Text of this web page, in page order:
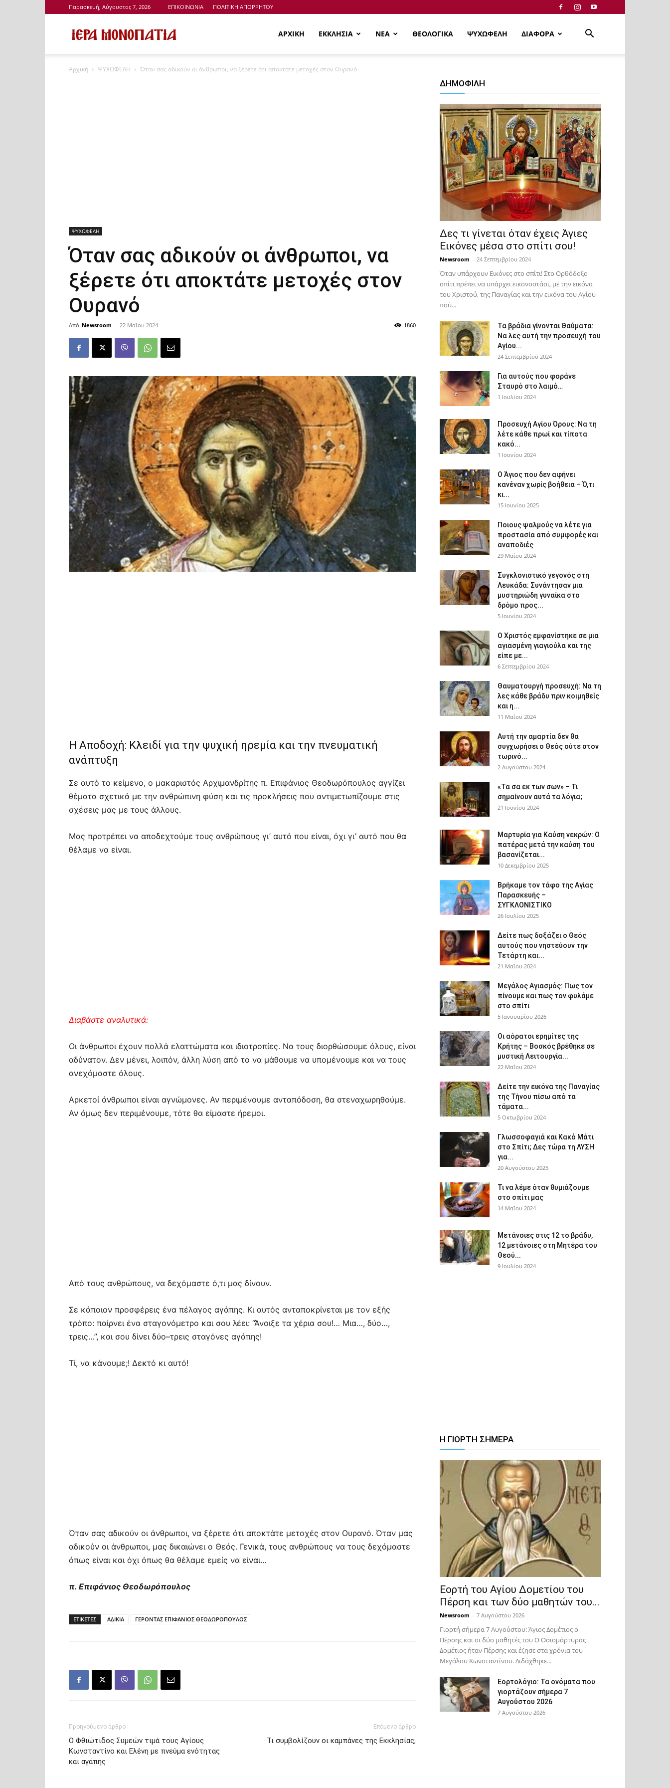
Παρασκευή, Αύγουστος 7, 2026 ΕΠΙΚΟΙΝΩΝΙΑ ΠΟΛΙΤΙΚΗ ΑΠΟΡΡΗΤΟΥ
Μονοπάτια
ΑΡΧΙΚΗ ΕΚΚΛΗΣΙΑ ΝΕΑ ΘΕΟΛΟΓΙΚΑ ΨΥΧΩΦΕΛΗ ΔΙΑΦΟΡΑ
Αρχική ΨΥΧΩΦΕΛΗ Όταν σας αδικούν οι άνθρωποι, να ξέρετε ότι αποκτάτε μετοχές στον Ουρανό
ΨΥΧΩΦΕΛΗ
Όταν σας αδικούν οι άνθρωποι, να
ξέρετε ότι αποκτάτε μετοχές στον
Ουρανό
Από Newsroom - 22 Μαΐου 2024 1860
Η Αποδοχή: Κλειδί για την ψυχική ηρεμία και την πνευματική
ανάπτυξη
Σε αυτό το κείμενο, ο μακαριστός Αρχιμανδρίτης π. Επιφάνιος Θεοδωρόπουλος αγγίζει
θέματα σχετικά με την ανθρώπινη φύση και τις προκλήσεις που αντιμετωπίζουμε στις
σχέσεις μας με τους άλλους.
Μας προτρέπει να αποδεχτούμε τους ανθρώπους γι’ αυτό που είναι, όχι γι’ αυτό που θα
θέλαμε να είναι.
Διαβάστε αναλυτικά:
Οι άνθρωποι έχουν πολλά ελαττώματα και ιδιοτροπίες. Να τους διορθώσουμε όλους, είναι
αδύνατον. Δεν μένει, λοιπόν, άλλη λύση από το να μάθουμε να υπομένουμε και να τους
ανεχόμαστε όλους.
Αρκετοί άνθρωποι είναι αγνώμονες. Αν περιμένουμε ανταπόδοση, θα στεναχωρηθούμε.
Αν όμως δεν περιμένουμε, τότε θα είμαστε ήρεμοι.
Από τους ανθρώπους, να δεχόμαστε ό,τι μας δίνουν.
Σε κάποιον προσφέρεις ένα πέλαγος αγάπης. Κι αυτός ανταποκρίνεται με τον εξής
τρόπο: παίρνει ένα σταγονόμετρο και σου λέει: “Άνοιξε τα χέρια σου!… Μια…, δύο…,
τρεις…”, και σου δίνει δύο–τρεις σταγόνες αγάπης!
Τί, να κάνουμε;! Δεκτό κι αυτό!
Όταν σας αδικούν οι άνθρωποι, να ξέρετε ότι αποκτάτε μετοχές στον Ουρανό. Όταν μας
αδικούν οι άνθρωποι, μας δικαιώνει ο Θεός. Γενικά, τους ανθρώπους να τους δεχόμαστε
όπως είναι και όχι όπως θα θέλαμε εμείς να είναι…
π. Επιφάνιος Θεοδωρόπουλος
ΕΤΙΚΕΤΕΣ ΑΔΙΚΙΑ ΓΕΡΟΝΤΑΣ ΕΠΙΦΑΝΙΟΣ ΘΕΟΔΩΡΟΠΟΥΛΟΣ
Προηγούμενο άρθρο
Ο Φθιώτιδος Συμεών τιμά τους Αγίους
Κωνσταντίνο και Ελένη με πνεύμα ενότητας
και αγάπης
Επόμενο άρθρο
Τι συμβολίζουν οι καμπάνες της Εκκλησίας;
ΔΗΜΟΦΙΛΗ
Δες τι γίνεται όταν έχεις Άγιες
Εικόνες μέσα στο σπίτι σου!
Newsroom - 24 Σεπτεμβρίου 2024
Όταν υπάρχουν Εικόνες στο σπίτι! Στο Ορθόδοξο
σπίτι πρέπει να υπάρχει εικονοστάσι, με την εικόνα
του Χριστού, της Παν­αγίας και την εικόνα του Αγίου
πού...
Τα βράδια γίνονται Θαύματα:
Να λες αυτή την προσευχή του
Αγίου...
24 Σεπτεμβρίου 2024
Για αυτούς που φοράνε
Σταυρό στο λαιμό…
1 Ιουλίου 2024
Προσευχή Αγίου Όρους: Να τη
λέτε κάθε πρωί και τίποτα
κακό...
1 Ιουνίου 2024
Ο Άγιος που δεν αφήνει
κανέναν χωρίς βοήθεια – Ό,τι
κι...
15 Ιουνίου 2025
Ποιους ψαλμούς να λέτε για
προστασία από συμφορές και
αναποδιές
29 Μαΐου 2024
Συγκλονιστικό γεγονός στη
Λευκάδα: Συνάντησαν μια
μυστηριώδη γυναίκα στο
δρόμο προς...
5 Ιουνίου 2024
Ο Χριστός εμφανίστηκε σε μια
αγιασμένη γιαγιούλα και της
είπε με...
6 Σεπτεμβρίου 2024
Θαυματουργή προσευχή: Να τη
λες κάθε βράδυ πριν κοιμηθείς
και η...
11 Μαΐου 2024
Αυτή την αμαρτία δεν θα
συγχωρήσει ο Θεός ούτε στον
τωρινό...
2 Αυγούστου 2024
«Τα σα εκ των σων» – Τι
σημαίνουν αυτά τα λόγια;
21 Ιουνίου 2024
Μαρτυρία για Καύση νεκρών: Ο
πατέρας μετά την καύση του
βασανίζεται...
10 Δεκεμβρίου 2025
Βρήκαμε τον τάφο της Αγίας
Παρασκευής –
ΣΥΓΚΛΟΝΙΣΤΙΚΟ
26 Ιουλίου 2025
Δείτε πως δοξάζει ο Θεός
αυτούς που νηστεύουν την
Τετάρτη και...
21 Μαΐου 2024
Μεγάλος Αγιασμός: Πως τον
πίνουμε και πως τον φυλάμε
στο σπίτι
5 Ιανουαρίου 2026
Οι αόρατοι ερημίτες της
Κρήτης – Βοσκός βρέθηκε σε
μυστική Λειτουργία...
22 Μαΐου 2024
Δείτε την εικόνα της Παναγίας
της Τήνου πίσω από τα
τάματα...
5 Οκτωβρίου 2024
Γλωσσοφαγιά και Κακό Μάτι
στο Σπίτι; Δες τώρα τη ΛΥΣΗ
για...
20 Αυγούστου 2025
Τι να λέμε όταν θυμιάζουμε
στο σπίτι μας
14 Μαΐου 2024
Μετάνοιες στις 12 το βράδυ,
12 μετάνοιες στη Μητέρα του
Θεού...
9 Ιουλίου 2024
Η ΓΙΟΡΤΗ ΣΗΜΕΡΑ
Εορτή του Αγίου Δομετίου του
Πέρση και των δύο μαθητών του...
Newsroom - 7 Αυγούστου 2026
Γιορτή σήμερα 7 Αυγούστου: Άγιος Δομέτιος ο
Πέρσης και οι δύο μαθητές του Ο Oσιομάρτυρας
Δομέτιος ήταν Πέρσης και έζησε στα χρόνια του
Μεγάλου Κωνσταντίνου. Διδάχθηκε...
Εορτολόγιο: Τα ονόματα που
γιορτάζουν σήμερα 7
Αυγούστου 2026
7 Αυγούστου 2026